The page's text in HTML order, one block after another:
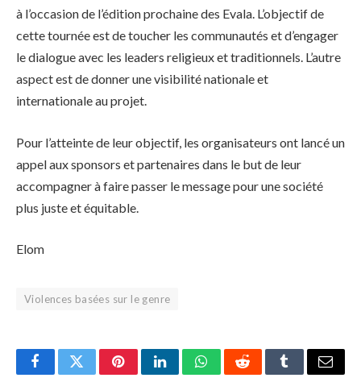
à l’occasion de l’édition prochaine des Evala. L’objectif de
cette tournée est de toucher les communautés et d’engager
le dialogue avec les leaders religieux et traditionnels. L’autre
aspect est de donner une visibilité nationale et
internationale au projet.
Pour l’atteinte de leur objectif, les organisateurs ont lancé un
appel aux sponsors et partenaires dans le but de leur
accompagner à faire passer le message pour une société
plus juste et équitable.
Elom
Violences basées sur le genre
FacebookTwitterPinterestLinkedInWhatsAppRedditTumblrEmail